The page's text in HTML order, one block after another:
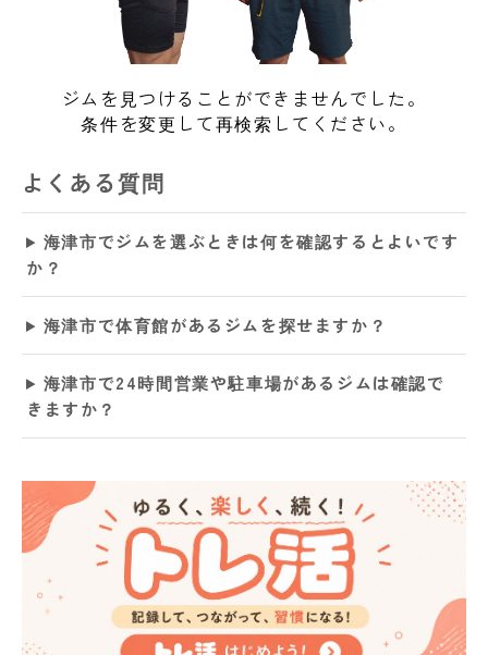
ジムを見つけることができませんでした。
条件を変更して再検索してください。
よくある質問
海津市でジムを選ぶときは何を確認するとよいです
か？
海津市で体育館があるジムを探せますか？
海津市で24時間営業や駐車場があるジムは確認で
きますか？